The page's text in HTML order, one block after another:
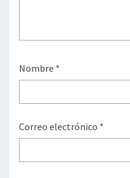
Nombre *
Correo electrónico *